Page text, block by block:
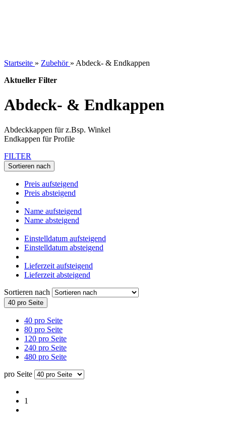
Startseite » Zubehör » Abdeck- & Endkappen
Aktueller Filter
Abdeck- & Endkappen
Abdeckkappen für z.Bsp. Winkel
Endkappen für Profile
FILTER
Sortieren nach
Preis aufsteigend
Preis absteigend
Name aufsteigend
Name absteigend
Einstelldatum aufsteigend
Einstelldatum absteigend
Lieferzeit aufsteigend
Lieferzeit absteigend
Sortieren nach
40 pro Seite
40 pro Seite
80 pro Seite
120 pro Seite
240 pro Seite
480 pro Seite
pro Seite
1